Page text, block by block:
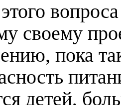
своему
пока
детей,